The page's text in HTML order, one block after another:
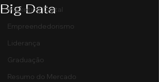
Marketing Digital
Empreendedorismo
Liderança
Graduação
Resumo do Mercado
Big Data